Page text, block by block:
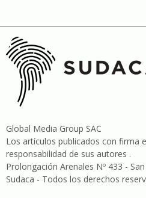
Global Media Group SAC
Los artículos publicados con firma
responsabilidad de sus autores .
Prolongación Arenales Nº 433 -
Sudaca - Todos los derechos